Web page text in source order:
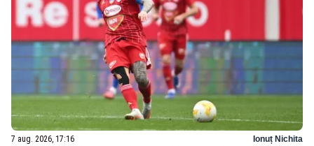
7 aug. 2026, 17:16 Ionuț Nichita